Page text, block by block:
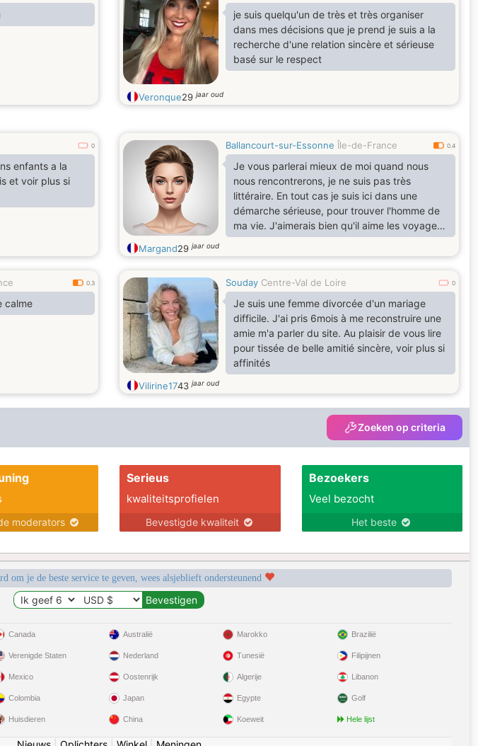
je suis quelqu'un de très et très organiser
dans mes décisions que je prend je suis a la
recherche d'une relation sincère et sérieuse
basé sur le respect
Veronque29jaar oud
0
enfants a la
et voir plus si
Ballancourt-sur-Essonne Île-de-France 0.4
Je vous parlerai mieux de moi quand nous
nous rencontrerons, je ne suis pas très
littéraire. En tout cas je suis ici dans une
démarche sérieuse, pour trouver l'homme de
ma vie. J'aimerais bien qu'il aime les voyages
comme moi la cuisine et bien d'autre chose.
Margand29jaar oud
0.3
calme
Souday Centre-Val de Loire 0
Je suis une femme divorcée d'un mariage
difficile. J'ai pris 6mois à me reconstruire une
amie m'a parler du site. Au plaisir de vous lire
pour tissée de belle amitié sincère, voir plus si
affinités
Vilirine1743jaar oud
Zoeken op criteria
moderators
Serieus
kwaliteitsprofielen
Bevestigde kwaliteit
Bezoekers
Veel bezocht
Het beste
om je de beste service te geven, wees alsjeblieft ondersteunend
Canada
Verenigde Staten
Mexico
Colombia
Huisdieren
Australië
Nederland
Oostenrijk
Japan
China
Marokko
Tunesië
Algerije
Egypte
Koeweit
Brazilië
Filipijnen
Libanon
Golf
Hele lijst